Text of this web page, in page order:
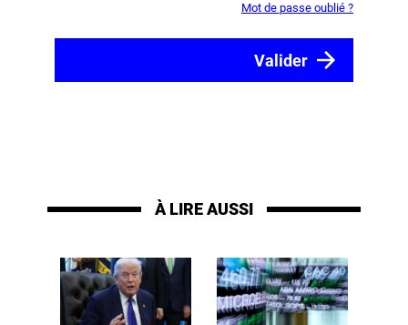
Mot de passe oublié ?
À LIRE AUSSI